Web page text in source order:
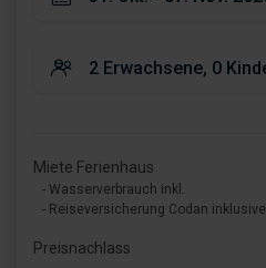
Miete Ferienhaus
- Wasserverbrauch inkl.
- Reiseversicherung Codan inklusive
Preisnachlass